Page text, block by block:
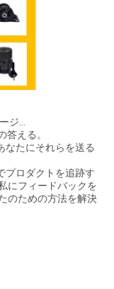
ジ…
答える。
なたにそれらを送る
プロダクトを追跡す
にフィードバックを
のための方法を解決